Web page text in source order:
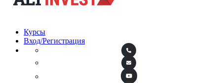
Курсы
Вход/Регистрация